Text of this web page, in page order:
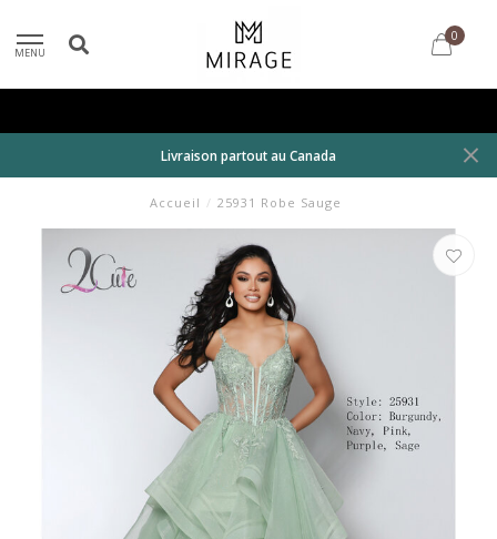
MENU
0
Livraison partout au Canada
Accueil / 25931 Robe Sauge